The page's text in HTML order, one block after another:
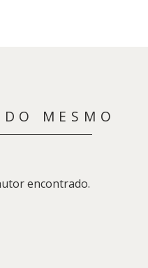
DO MESMO
encontrado.